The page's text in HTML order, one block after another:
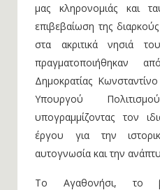
μας κληρονομιάς και
επιβεβαίωση της
στα ακριτικά νησιά
πραγματοποιήθηκαν
Δημοκρατίας
Υπουργού
υπογραμμίζοντας τον
έργου για την
αυτογνωσία και την
Το Αγαθονήσι, το